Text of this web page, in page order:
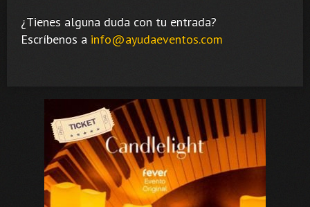
¿Tienes alguna duda con tu entrada?
Escríbenos a info@ayudaeventos.com